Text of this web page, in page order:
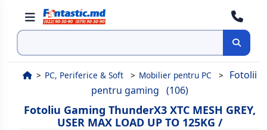
Cauta
PC, Periferice & Soft Mobilier pentru PC
Fotolii
pentru gaming (106)
Fotoliu Gaming ThunderX3 XTC MESH GREY,
USER MAX LOAD UP TO 125KG /